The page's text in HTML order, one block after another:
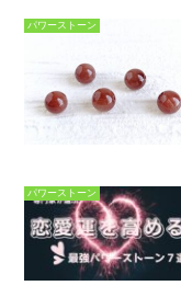
パワーストーン
パワーストーン